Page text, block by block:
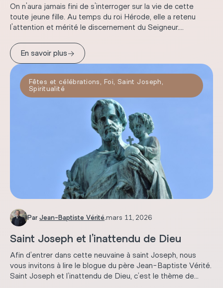
On n'aura jamais fini de s'interroger sur la vie de cette
toute jeune fille. Au temps du roi Hérode, elle a retenu
l'attention et mérité le discernement du Seigneur....
En savoir plus→
Fêtes et célébrations, Foi, Saint Joseph,
Spiritualité
Par Jean-Baptiste Vérité.mars 11, 2026
Saint Joseph et l’inattendu de Dieu
Afin d’entrer dans cette neuvaine à saint Joseph, nous
vous invitons à lire le blogue du père Jean-Baptiste Vérité.
Saint Joseph et l’inattendu de Dieu, c’est le thème de...